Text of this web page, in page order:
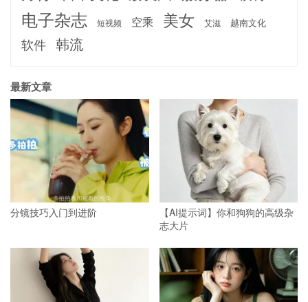
电子杂志 短视频 空乘 美女 艾滋 越南文化
软件 韩流
最新文章
分镜技巧入门到进阶
【AI提示词】你和狗狗的高级杂
志大片